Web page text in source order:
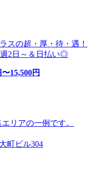
スの超・厚・待・遇！
2日～＆日払い◎
〜15,500円
リアの一例です。
町ビル304